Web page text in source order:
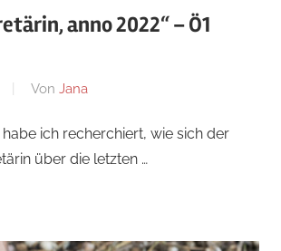
anno 2022“ – Ö1
Von Jana
habe ich recherchiert, wie sich der
über die letzten …